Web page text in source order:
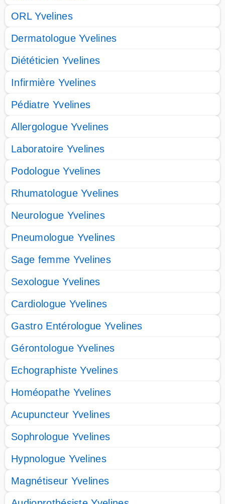
ORL Yvelines
Dermatologue Yvelines
Diététicien Yvelines
Infirmière Yvelines
Pédiatre Yvelines
Allergologue Yvelines
Laboratoire Yvelines
Podologue Yvelines
Rhumatologue Yvelines
Neurologue Yvelines
Pneumologue Yvelines
Sage femme Yvelines
Sexologue Yvelines
Cardiologue Yvelines
Gastro Entérologue Yvelines
Gérontologue Yvelines
Echographiste Yvelines
Homéopathe Yvelines
Acupuncteur Yvelines
Sophrologue Yvelines
Hypnologue Yvelines
Magnétiseur Yvelines